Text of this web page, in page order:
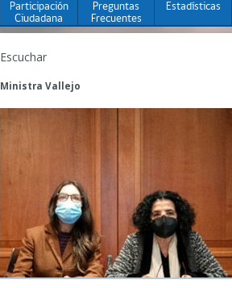
Participación
Ciudadana
Preguntas
Frecuentes
Estadísticas
Escuchar
Ministra Vallejo